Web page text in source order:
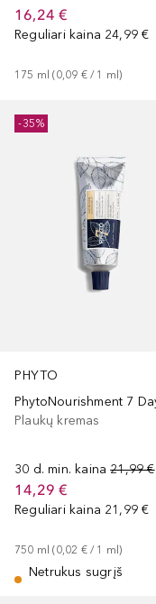
16,24 €
Reguliari kaina 24,99 €
175 ml (0,09 € / 1 ml)
PHYTO
Plaukų kremas
30 d. min. kaina 21,99 €
14,29 €
Reguliari kaina 21,99 €
750 ml (0,02 € / 1 ml)
Netrukus sugrįš
-35%